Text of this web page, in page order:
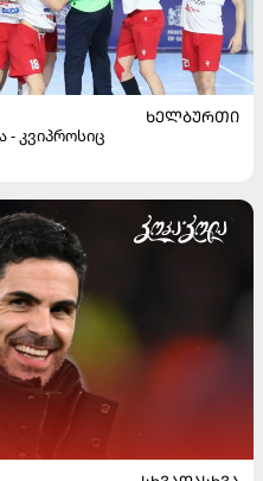
ᲮᲔᲚᲑᲣᲠᲗᲘ
- კვიპროსიც